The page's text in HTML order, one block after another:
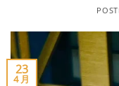
23
4 月